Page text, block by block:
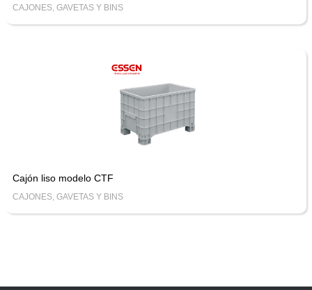
CAJONES, GAVETAS Y BINS
Cajón liso modelo CTF
CAJONES, GAVETAS Y BINS